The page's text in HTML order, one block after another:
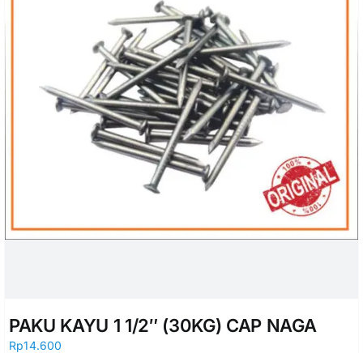
PAKU KAYU 1 1/2″ (30KG) CAP NAGA
Rp14.600